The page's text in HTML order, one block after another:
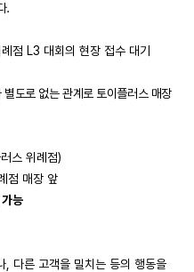
.
점 L3 대회의 현장 접수 대기
도로 없는 관계로 토이플러스 매장
스 위례점)
점 매장 앞
능
, 다른 고객을 밀치는 등의 행동을